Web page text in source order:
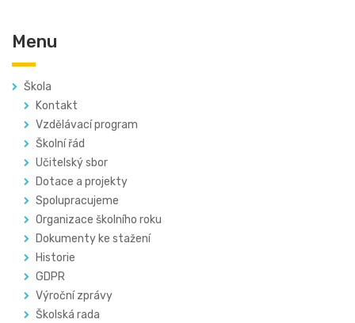
Menu
Škola
Kontakt
Vzdělávací program
Školní řád
Učitelský sbor
Dotace a projekty
Spolupracujeme
Organizace školního roku
Dokumenty ke stažení
Historie
GDPR
Výroční zprávy
Školská rada